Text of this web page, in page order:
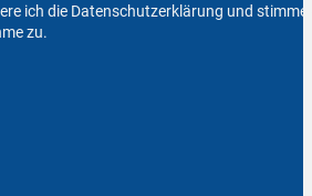
ich die Datenschutzerklärung und
zu.